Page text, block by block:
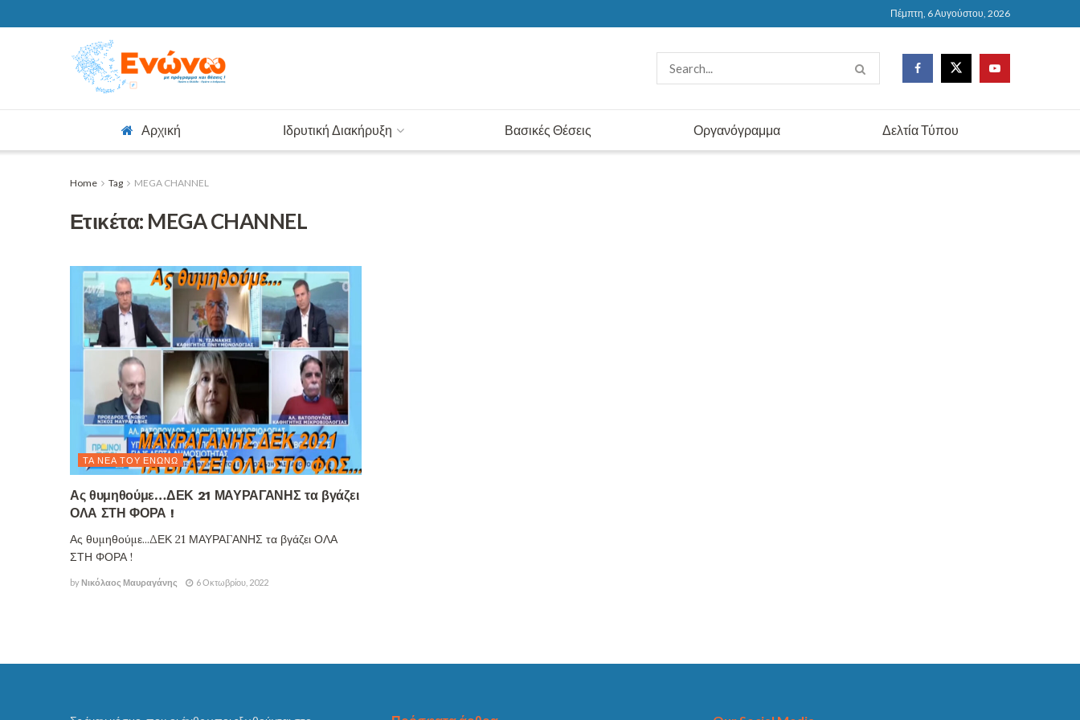
Πέμπτη, 6 Αυγούστου, 2026
Αρχική Ιδρυτική Διακήρυξη Βασικές Θέσεις Οργανόγραμμα Δελτία Τύπου
Home Tag MEGA CHANNEL
Ετικέτα: MEGA CHANNEL
ΤΑ ΝΈΑ ΤΟΥ ΕΝΏΝΩ
Ας θυμηθούμε…ΔΕΚ 21 ΜΑΥΡΑΓΑΝΗΣ τα βγάζει
ΟΛΑ ΣΤΗ ΦΟΡΑ !
Ας θυμηθούμε...ΔΕΚ 21 ΜΑΥΡΑΓΑΝΗΣ τα βγάζει ΟΛΑ
ΣΤΗ ΦΟΡΑ !
byΝικόλαος Μαυραγάνης 6 Οκτωβρίου, 2022